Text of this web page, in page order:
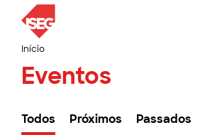
Início
Eventos
Todos Próximos Passados